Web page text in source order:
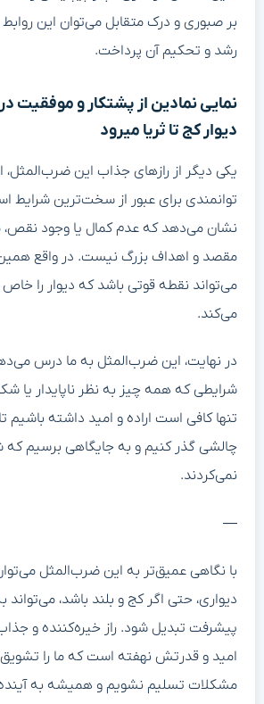
بر صبوری و درک متقابل می‌توان این
رشد و تحکیم آن پرداخت.
نمایی نمادین از پشتکار و موفقیت
دیوار کج تا ثریا میرود
یکی دیگر از رازهای جذاب این
توانمندی برای عبور از سخت‌ترین شرایط
نشان می‌دهد که عدم کمال یا وجود نقص،
مقصد و اهداف بزرگ نیست. در واقع همین
می‌تواند نقطه قوتی باشد که دیوار را
می‌کند.
در نهایت، این ضرب‌المثل به ما درس
شرایطی که همه چیز به نظر ناپایدار یا
تنها کافی است اراده و امید داشته باشیم
چالشی گذر کنیم و به جایگاهی برسیم که
نمی‌کردند.
—
با نگاهی عمیق‌تر به این ضرب‌المثل
دیواری، حتی اگر کج و بلند باشد،
پیشرفت تبدیل شود. راز خیره‌کننده و
امید و قدرتش نهفته است که ما را تشویق
مشکلات تسلیم نشویم و همیشه به